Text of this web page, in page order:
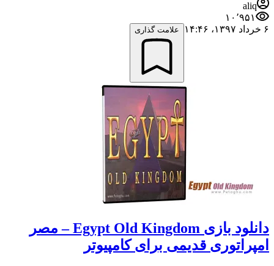
aliq
۱۰٬۹۵۱
۶ خرداد ۱۳۹۷،‏ ۱۴:۴۶
علامت گذاری
دانلود بازی Egypt Old Kingdom – مصر
امپراتوری قدیمی برای کامپیوتر